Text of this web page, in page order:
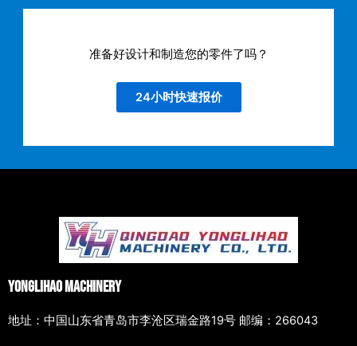
准备好设计和制造您的零件了吗？
24小时快速报价
Yonglihao Machinery
地址：中国山东省青岛市李沧区瑞金路19号 邮编：266043